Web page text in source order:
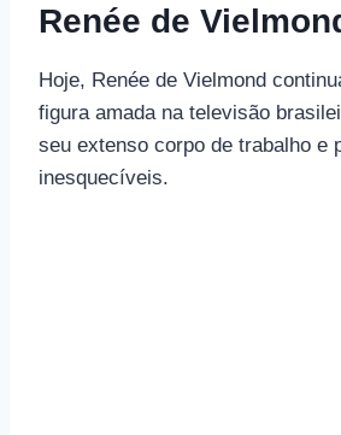
Renée de
Hoje, Renée de Vielmond
figura amada na televisão
seu extenso corpo de trabalho e
inesquecíveis.